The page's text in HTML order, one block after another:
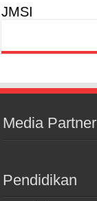
JMSI
Media Partner
Pendidikan